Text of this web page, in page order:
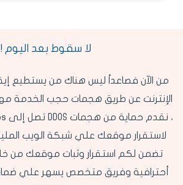
لا سقوط بعد اليوم !
من الآن فصاعداً ليس هناك من يستطيع
الإنترنت عن طريق هجمات حجب الخدمة
لاستقرار موقعك علي شبكة الويب
تضمن لكم استقرار وثبات موقعك من
أحترافية وفريق متخصص يسهر علي